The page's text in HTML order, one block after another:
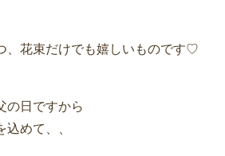
、花束だけでも嬉しいものです♡
の日ですから
込めて、、